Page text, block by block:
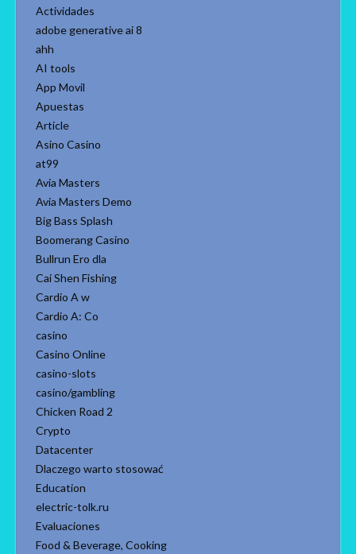
Actividades
adobe generative ai 8
ahh
AI tools
App Movil
Apuestas
Article
Asino Casino
at99
Avia Masters
Avia Masters Demo
Big Bass Splash
Boomerang Casino
Bullrun Ero dla
Cai Shen Fishing
Cardio A w
Cardio A: Co
casino
Casino Online
casino-slots
casino/gambling
Chicken Road 2
Crypto
Datacenter
Dlaczego warto stosować
Education
electric-tolk.ru
Evaluaciones
Food & Beverage, Cooking